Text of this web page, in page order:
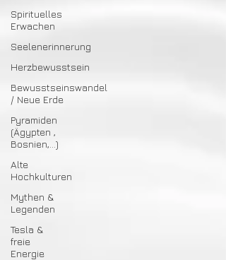
Spirituelles
Erwachen
Seelenerinnerung
Herzbewusstsein
Bewusstseinswandel
/ Neue Erde
Pyramiden
(Ägypten ,
Bosnien,...)
Alte
Hochkulturen
Mythen &
Legenden
Tesla &
freie
Energie